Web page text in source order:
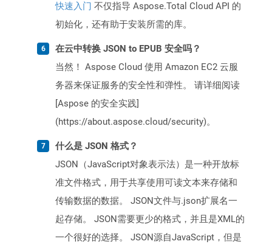
快速入门 不仅指导 Aspose.Total Cloud API 的
初始化，还有助于安装所需的库。
在云中转换 JSON to EPUB 安全吗？
当然！ Aspose Cloud 使用 Amazon EC2 云服
务器来保证服务的安全性和弹性。 请详细阅读
[Aspose 的安全实践]
(https://about.aspose.cloud/security)。
什么是 JSON 格式？
JSON（JavaScript对象表示法）是一种开放标
准文件格式，用于共享使用可读文本来存储和
传输数据的数据。 JSON文件与.json扩展名一
起存储。 JSON需要更少的格式，并且是XML的
一个很好的选择。 JSON源自JavaScript，但是